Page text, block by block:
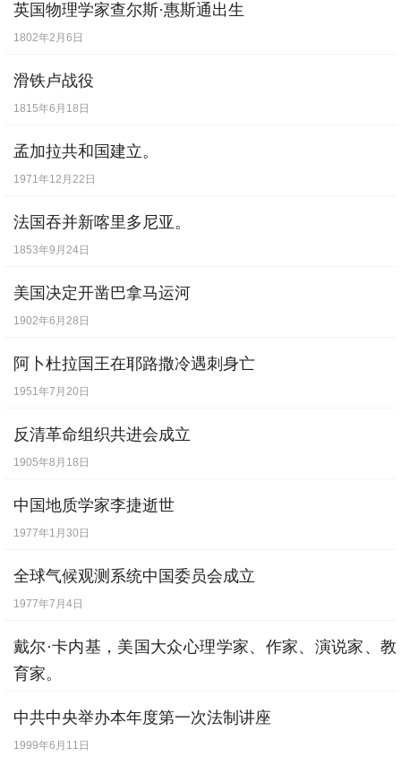
英国物理学家查尔斯·惠斯通出生
1802年2月6日
滑铁卢战役
1815年6月18日
孟加拉共和国建立。
1971年12月22日
法国吞并新喀里多尼亚。
1853年9月24日
美国决定开凿巴拿马运河
1902年6月28日
阿卜杜拉国王在耶路撒冷遇刺身亡
1951年7月20日
反清革命组织共进会成立
1905年8月18日
中国地质学家李捷逝世
1977年1月30日
全球气候观测系统中国委员会成立
1977年7月4日
戴尔·卡内基，美国大众心理学家、作家、演说家、教
育家。
中共中央举办本年度第一次法制讲座
1999年6月11日